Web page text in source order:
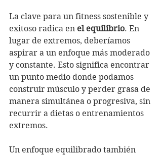
La clave para un fitness sostenible y
exitoso radica en el equilibrio. En
lugar de extremos, deberíamos
aspirar a un enfoque más moderado
y constante. Esto significa encontrar
un punto medio donde podamos
construir músculo y perder grasa de
manera simultánea o progresiva, sin
recurrir a dietas o entrenamientos
extremos.
Un enfoque equilibrado también